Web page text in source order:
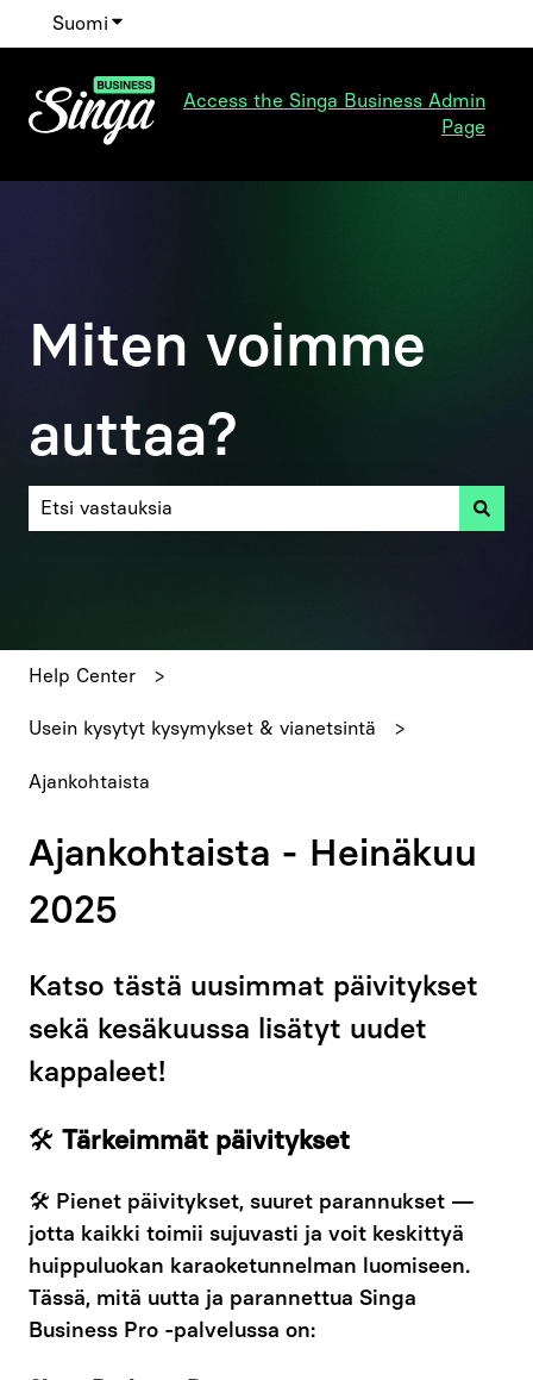
Suomi Näytä käännöksien alavalikko
Access the Singa Business Admin
Page
Miten voimme
auttaa?
Help Center
Usein kysytyt kysymykset & vianetsintä
Ajankohtaista
Ajankohtaista - Heinäkuu
2025
Katso tästä uusimmat päivitykset
sekä kesäkuussa lisätyt uudet
kappaleet!
🛠 Tärkeimmät päivitykset
🛠️ Pienet päivitykset, suuret parannukset —
jotta kaikki toimii sujuvasti ja voit keskittyä
huippuluokan karaoketunnelman luomiseen.
Tässä, mitä uutta ja parannettua Singa
Business Pro -palvelussa on: